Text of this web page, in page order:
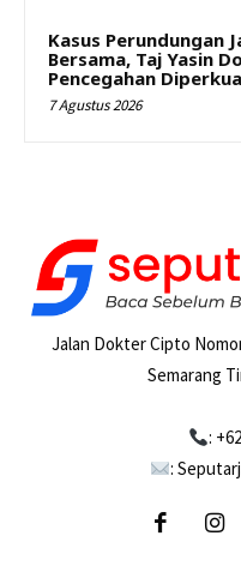
Kasus Perundungan
Bersama, Taj Yasin
Pencegahan
7 Agustus 2026
Jalan Dokter Cipto
Semarang
:
: